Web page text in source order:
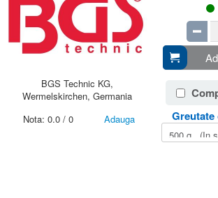
BGS Technic KG,
Wermelskirchen, Germania
Nota: 0.0 / 0 Adauga